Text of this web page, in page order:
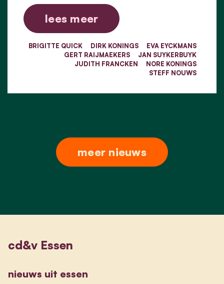
lees meer
BRIGITTE QUICK DIRK KONINGS
EVA EYCKMANS
GERT RAIJMAEKERS
JAN SUYKERBUYK
JUDITH FRANCKEN
NORE KONINGS
STEFF NOUWS
meer nieuws
cd&v Essen
nieuws uit essen